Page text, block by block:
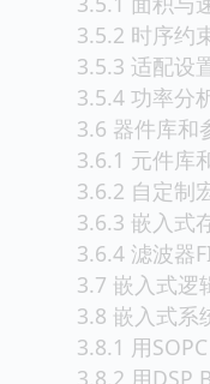
3.5.2 时序约
3.5.3 适配设
3.5.4 功率分
3.6 器件库和
3.6.1 元件库
3.6.2 自定制
3.6.3 嵌入式
3.6.4 滤波器
3.7 嵌入式逻
3.8 嵌入式系
3.8.1 用
3.8.2 用DSP